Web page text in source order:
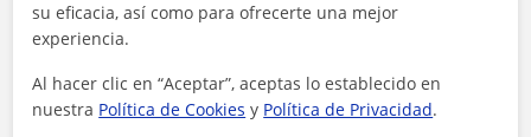
su eficacia, así como para ofrecerte una mejor
experiencia.
Al hacer clic en “Aceptar”, aceptas lo establecido en
nuestra Política de Cookies y Política de Privacidad.